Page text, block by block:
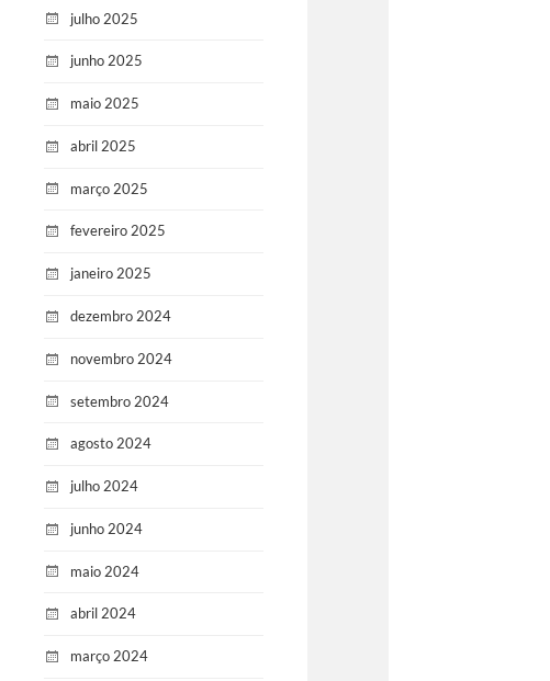
julho 2025
junho 2025
maio 2025
abril 2025
março 2025
fevereiro 2025
janeiro 2025
dezembro 2024
novembro 2024
setembro 2024
agosto 2024
julho 2024
junho 2024
maio 2024
abril 2024
março 2024